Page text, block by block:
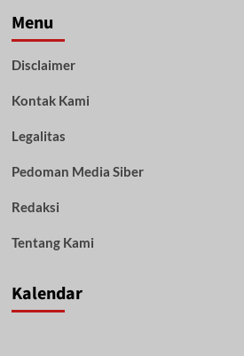
Menu
Disclaimer
Kontak Kami
Legalitas
Pedoman Media Siber
Redaksi
Tentang Kami
Kalendar